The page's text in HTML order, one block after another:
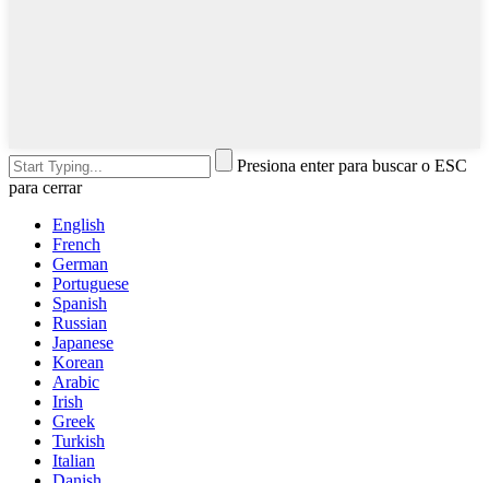
Presiona enter para buscar o ESC
para cerrar
English
French
German
Portuguese
Spanish
Russian
Japanese
Korean
Arabic
Irish
Greek
Turkish
Italian